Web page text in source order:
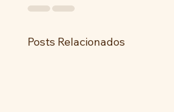
Posts Relacionados